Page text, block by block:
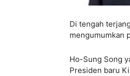
Di tengah
mengumumkan
Ho-Sung Song
Presiden baru